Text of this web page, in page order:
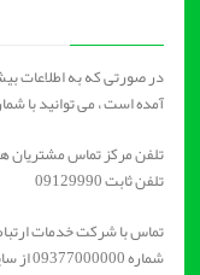
در صورتی که به اطلاعات
آمده است ، می توانید با
تلفن مرکز تماس مشتریان
تلفن ثابت 09129990
تماس با شرکت خدمات
شماره 09377000000 از سایر خطوط